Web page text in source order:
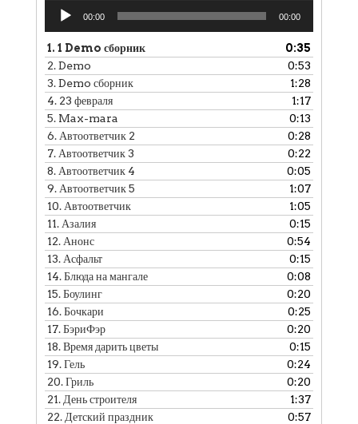
Аудиоплеер
00:00 00:00
1. 1 Demo сборник
0:35
2.Demo
0:53
3.Demo сборник
1:28
4. 23 февраля
1:17
5. Max-mara
0:13
6. Автоответчик 2
0:28
7. Автоответчик 3
0:22
8. Автоответчик 4
0:05
9. Автоответчик 5
1:07
10. Автоответчик
1:05
11. Азалия
0:15
12. Анонс
0:54
13. Асфальт
0:15
14.Блюда на мангале
0:08
15.Боулинг
0:20
16.Бочкари
0:25
17.БэриФэр
0:20
18.Время дарить цветы
0:15
19.Гель
0:24
20.Гриль
0:20
21. День строителя
1:37
22. Детский праздник
0:57